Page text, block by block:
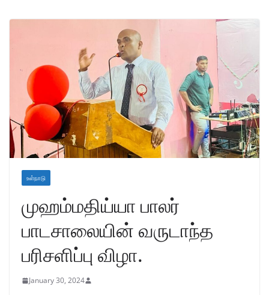
உள்நாடு
முஹம்மதிய்யா பாலர்
பாடசாலையின் வருடாந்த
பரிசளிப்பு விழா.
January 30, 2024